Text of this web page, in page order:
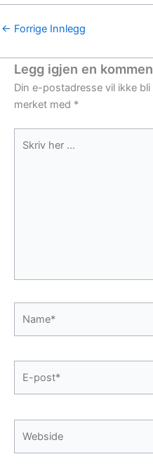
← Forrige Innlegg
Legg igjen en
Din e-postadresse vil ikke bli
merket med *
her
post*